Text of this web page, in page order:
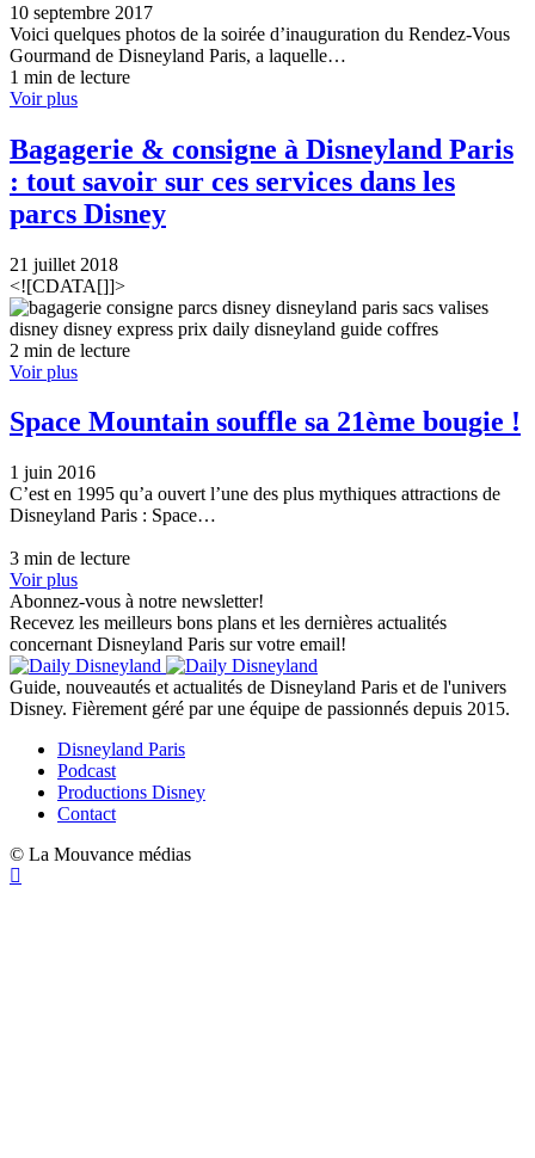
10 septembre 2017
Voici quelques photos de la soirée d’inauguration du Rendez-Vous
Gourmand de Disneyland Paris, a laquelle…
1 min de lecture
Voir plus
Bagagerie & consigne à Disneyland Paris
: tout savoir sur ces services dans les
parcs Disney
21 juillet 2018
<![CDATA[]]>
2 min de lecture
Voir plus
Space Mountain souffle sa 21ème bougie !
1 juin 2016
C’est en 1995 qu’a ouvert l’une des plus mythiques attractions de
Disneyland Paris : Space…
3 min de lecture
Voir plus
Abonnez-vous à notre newsletter!
Recevez les meilleurs bons plans et les dernières actualités
concernant Disneyland Paris sur votre email!
Guide, nouveautés et actualités de Disneyland Paris et de l'univers
Disney. Fièrement géré par une équipe de passionnés depuis 2015.
Disneyland Paris
Podcast
Productions Disney
Contact
© La Mouvance médias